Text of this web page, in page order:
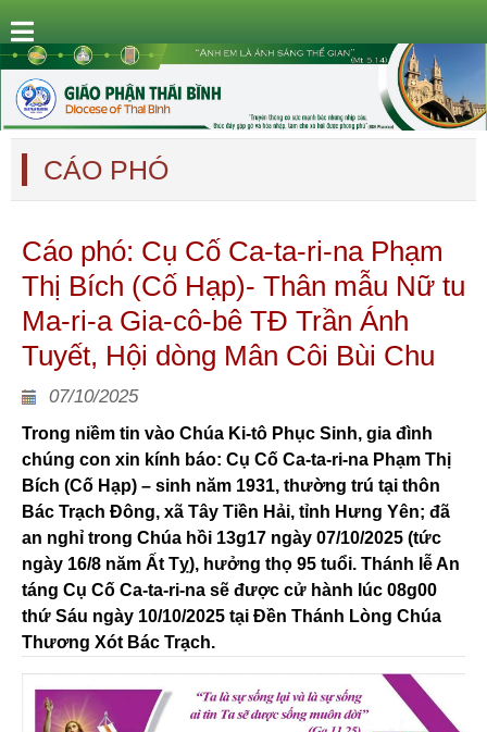
CÁO PHÓ
Cáo phó: Cụ Cố Ca-ta-ri-na Phạm
Thị Bích (Cố Hạp)- Thân mẫu Nữ tu
Ma-ri-a Gia-cô-bê TĐ Trần Ánh
Tuyết, Hội dòng Mân Côi Bùi Chu
07/10/2025
Trong niềm tin vào Chúa Ki-tô Phục Sinh, gia đình
chúng con xin kính báo: Cụ Cố Ca-ta-ri-na Phạm Thị
Bích (Cố Hạp) – sinh năm 1931, thường trú tại thôn
Bác Trạch Đông, xã Tây Tiền Hải, tỉnh Hưng Yên; đã
an nghỉ trong Chúa hồi 13g17 ngày 07/10/2025 (tức
ngày 16/8 năm Ất Tỵ), hưởng thọ 95 tuổi. Thánh lễ An
táng Cụ Cố Ca-ta-ri-na sẽ được cử hành lúc 08g00
thứ Sáu ngày 10/10/2025 tại Đền Thánh Lòng Chúa
Thương Xót Bác Trạch.